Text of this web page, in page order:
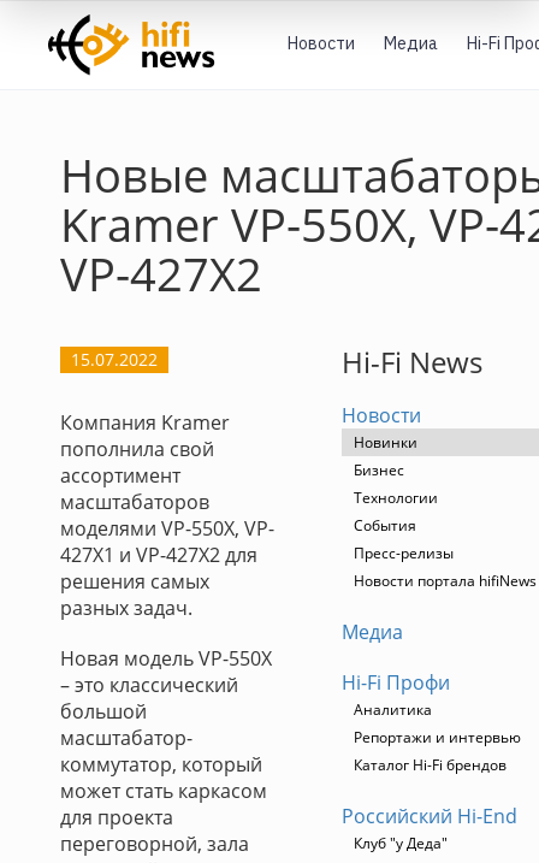
Новости Медиа Hi-Fi
Новые
Kramer VP-550X, VP-
VP-427X2
15.07.2022
Компания Kramer
пополнила свой
ассортимент
масштабаторов
моделями VP-550X, VP-
427X1 и VP-427X2 для
решения самых
разных задач.
Новая модель VP-550X
– это классический
большой
масштабатор-
коммутатор, который
может стать каркасом
для проекта
переговорной, зала
Hi-Fi News
Новости
Новинки
Бизнес
Технологии
События
Пресс-релизы
Новости портала hifiNews
Медиа
Hi-Fi Профи
Аналитика
Репортажи и интервью
Каталог Hi-Fi брендов
Российский Hi-End
Клуб "у Деда"